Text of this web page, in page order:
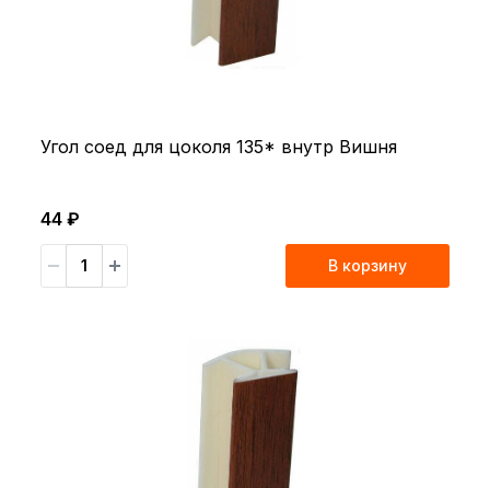
Угол соед для цоколя 135* внутр Вишня
44 ₽
В корзину